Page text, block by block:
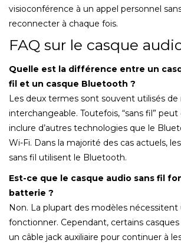
visioconférence à un appel personnel
reconnecter à chaque fois.
FAQ sur le casque
Quelle est la différence entre un
fil et un casque Bluetooth ?
Les deux termes sont souvent utilisés de
interchangeable. Toutefois, “sans fil”
inclure d’autres technologies que le
Wi-Fi. Dans la majorité des cas actuels,
sans fil utilisent le Bluetooth.
Est-ce que le casque audio sans fil
batterie ?
Non. La plupart des modèles
fonctionner. Cependant, certains
un câble jack auxiliaire pour continuer à